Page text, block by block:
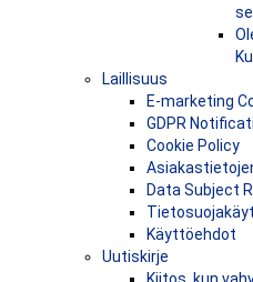
Laillisuus
E-marketing
GDPR
Cookie Policy
Data Subject
Käyttöehdot
Uutiskirje